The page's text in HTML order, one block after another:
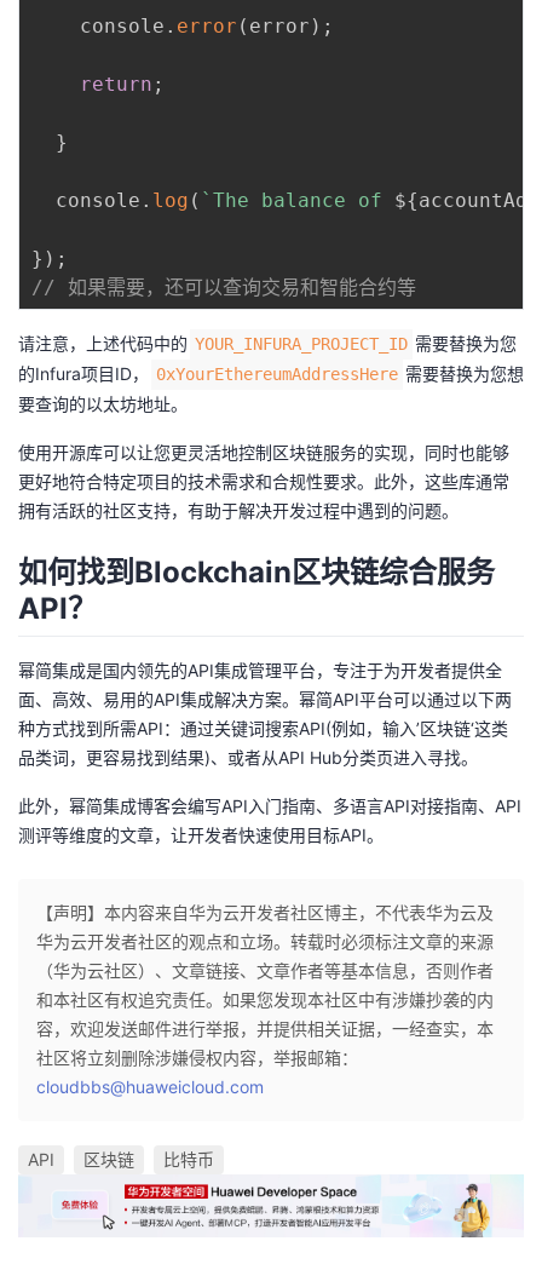
    console
. error ( error ) ;
return ;
}
  console
. log ( ` The balance of ${
} ) ;
// 如果需要，还可以查询交易和智能合约等
请注意，上述代码中的 YOUR_INFURA_PROJECT_ID 需要替换为您
的Infura项目ID，
0xYourEthereumAddressHere 需要替换为您想
要查询的以太坊地址。
使用开源库可以让您更灵活地控制区块链服务的实现，同时也能够
更好地符合特定项目的技术需求和合规性要求。此外，这些库通常
拥有活跃的社区支持，有助于解决开发过程中遇到的问题。
如何找到Blockchain区块链综合服务
API？
幂简集成是国内领先的API集成管理平台，专注于为开发者提供全
面、高效、易用的API集成解决方案。幂简API平台可以通过以下两
种方式找到所需API：通过关键词搜索API(例如，输入’区块链‘这类
品类词，更容易找到结果)、或者从API Hub分类页进入寻找。
此外，幂简集成博客会编写API入门指南、多语言API对接指南、API
测评等维度的文章，让开发者快速使用目标API。
【声明】本内容来自华为云开发者社区博主，不代表华为云及
华为云开发者社区的观点和立场。转载时必须标注文章的来源
（华为云社区）、文章链接、文章作者等基本信息，否则作者
和本社区有权追究责任。如果您发现本社区中有涉嫌抄袭的内
容，欢迎发送邮件进行举报，并提供相关证据，一经查实，本
社区将立刻删除涉嫌侵权内容，举报邮箱：
cloudbbs@huaweicloud.com
API 区块链 比特币